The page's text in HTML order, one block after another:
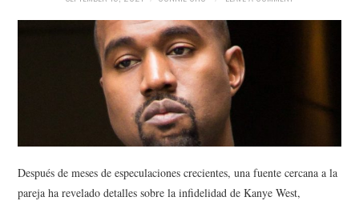
Después de meses de especulaciones crecientes, una fuente cercana a la
pareja ha revelado detalles sobre la infidelidad de Kanye West,